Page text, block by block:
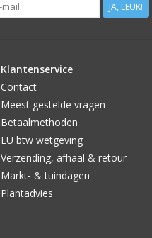
JA, LEUK!
Klantenservice
Contact
Meest gestelde vragen
Betaalmethoden
EU btw wetgeving
Verzending, afhaal & retour
Markt- & tuindagen
Plantadvies